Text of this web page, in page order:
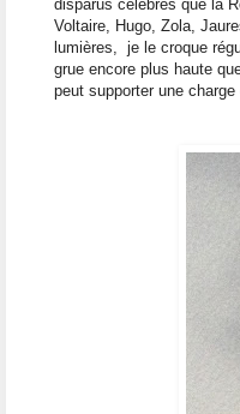
disparus célèbres que la
Voltaire, Hugo, Zola,
lumières, je le croque
grue encore plus haute
peut supporter une